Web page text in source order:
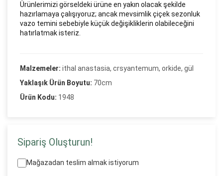
Ürünlerimizi görseldeki ürüne en yakın olacak şekilde
hazırlamaya çalışıyoruz; ancak mevsimlik çiçek sezonluk
vazo temini sebebiyle küçük değişikliklerin olabileceğini
hatırlatmak isteriz.
Malzemeler: ithal anastasia, crsyantemum, orkide, gül
Yaklaşık Ürün Boyutu: 70cm
Ürün Kodu: 1948
Sipariş Oluşturun!
Mağazadan teslim almak istiyorum